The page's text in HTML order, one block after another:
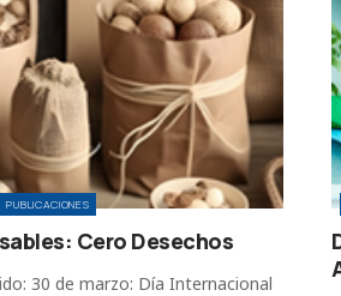
PUBLICACIONES
Cero Desechos
30 de marzo: Día Internacional